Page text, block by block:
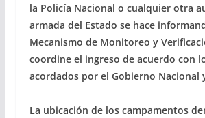
la Policía Nacional o cualquier otra
armada del Estado se hace
Mecanismo de Monitoreo y
coordine el ingreso de acuerdo con
acordados por el Gobierno Nacional y
La ubicación de los campamentos